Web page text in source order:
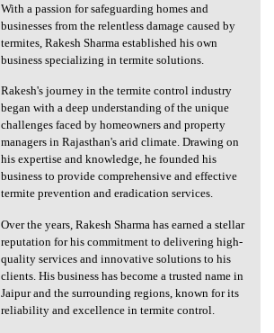
With a passion for safeguarding homes and
businesses from the relentless damage caused by
termites, Rakesh Sharma established his own
business specializing in termite solutions.
Rakesh's journey in the termite control industry
began with a deep understanding of the unique
challenges faced by homeowners and property
managers in Rajasthan's arid climate. Drawing on
his expertise and knowledge, he founded his
business to provide comprehensive and effective
termite prevention and eradication services.
Over the years, Rakesh Sharma has earned a stellar
reputation for his commitment to delivering high-
quality services and innovative solutions to his
clients. His business has become a trusted name in
Jaipur and the surrounding regions, known for its
reliability and excellence in termite control.